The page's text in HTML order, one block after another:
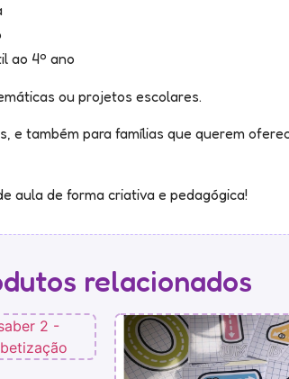
ao 4º ano
ou projetos escolares.
e também para famílias que querem
aula de forma criativa e pedagógica!
relacionados